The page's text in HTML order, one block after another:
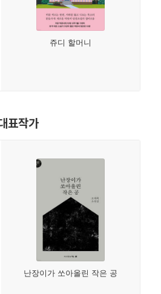
쥬디 할머니
표작가
난장이가 쏘아올린 작은 공